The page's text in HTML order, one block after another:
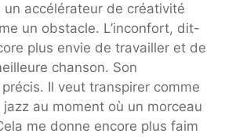
un accélérateur de créativité
un obstacle. L’inconfort, dit-
plus envie de travailler et de
chanson. Son
Il veut transpirer comme
au moment où un morceau
me donne encore plus faim